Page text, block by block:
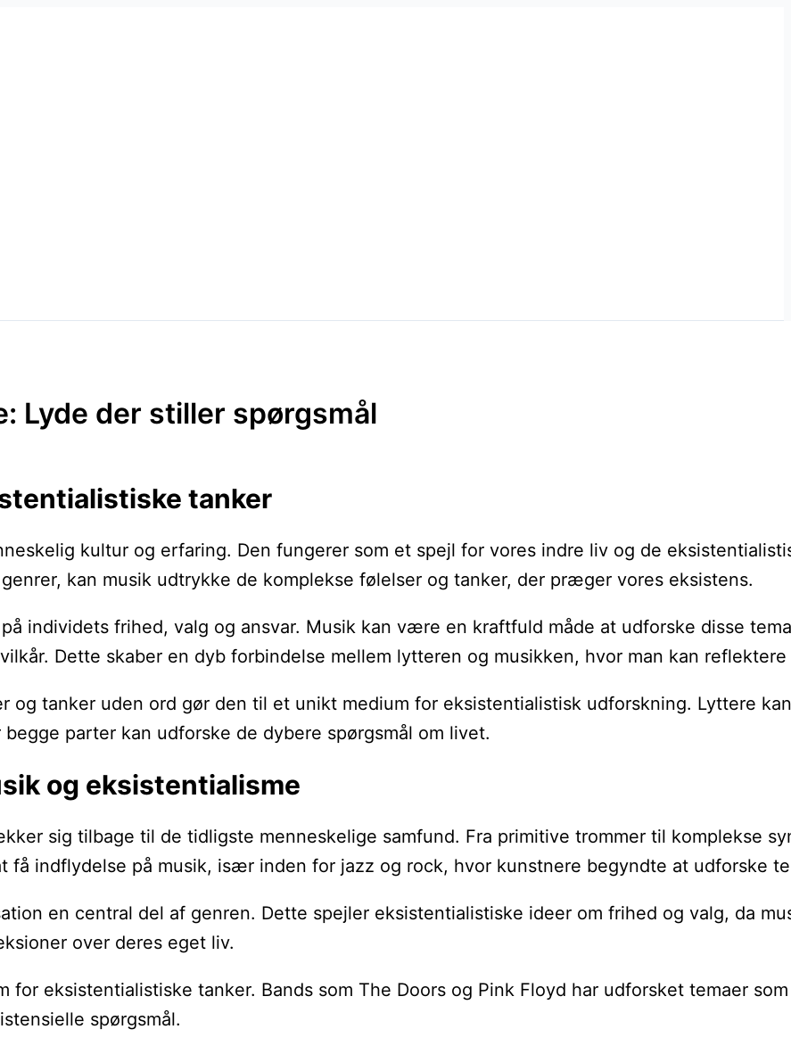
Lyde der stiller spørgsmål
tanker
kultur og erfaring. Den fungerer som et spejl for vores indre liv og de
kan musik udtrykke de komplekse følelser og tanker, der præger vores eksistens.
individets frihed, valg og ansvar. Musik kan være en kraftfuld måde at udforske disse
Dette skaber en dyb forbindelse mellem lytteren og musikken, hvor man kan
og tanker uden ord gør den til et unikt medium for eksistentialistisk udforskning. Lyttere
parter kan udforske de dybere spørgsmål om livet.
og eksistentialisme
sig tilbage til de tidligste menneskelige samfund. Fra primitive trommer til komplekse
få indflydelse på musik, især inden for jazz og rock, hvor kunstnere begyndte at udforske
en central del af genren. Dette spejler eksistentialistiske ideer om frihed og valg, da
over deres eget liv.
eksistentialistiske tanker. Bands som The Doors og Pink Floyd har udforsket temaer
spørgsmål.